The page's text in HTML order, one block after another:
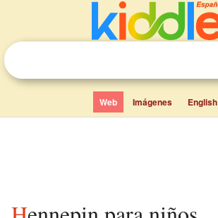
Web Imágenes English